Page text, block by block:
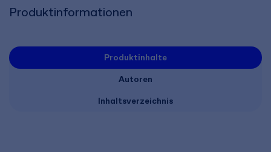
Produktinformationen
Produktinhalte
Autoren
Inhaltsverzeichnis